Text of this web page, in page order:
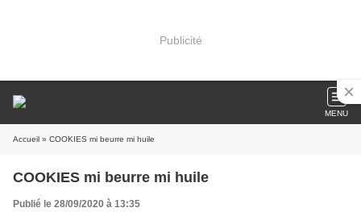
Publicité
MENU
Accueil » COOKIES mi beurre mi huile
COOKIES mi beurre mi huile
Publié le 28/09/2020 à 13:35